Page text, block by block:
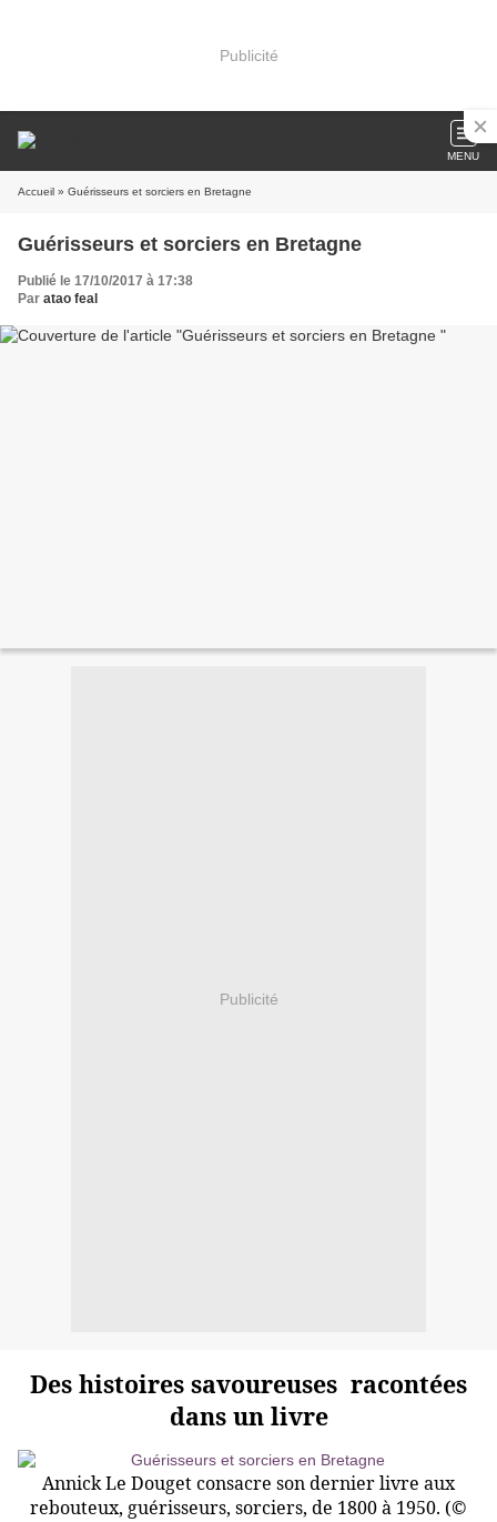
Publicité
MENU
Accueil » Guérisseurs et sorciers en Bretagne
Guérisseurs et sorciers en Bretagne
Publié le 17/10/2017 à 17:38
Par atao feal
Publicité
Des histoires savoureuses racontées
dans un livre
Annick Le Douget consacre son dernier livre aux
rebouteux, guérisseurs, sorciers, de 1800 à 1950. (©